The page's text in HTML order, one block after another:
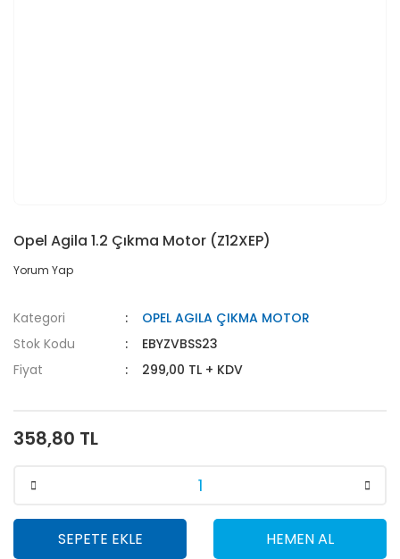
Opel Agila 1.2 Çıkma Motor (Z12XEP)
Yorum Yap
Kategori
OPEL AGILA ÇIKMA MOTOR
Stok Kodu
EBYZVBSS23
Fiyat
299,00 TL + KDV
358,80 TL
SEPETE EKLE HEMEN AL